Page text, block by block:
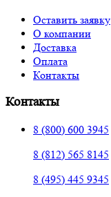
Оставить заявку
О компании
Доставка
Оплата
Контакты
Контакты
8 (800) 600 3945
8 (812) 565 8145
8 (495) 445 9345